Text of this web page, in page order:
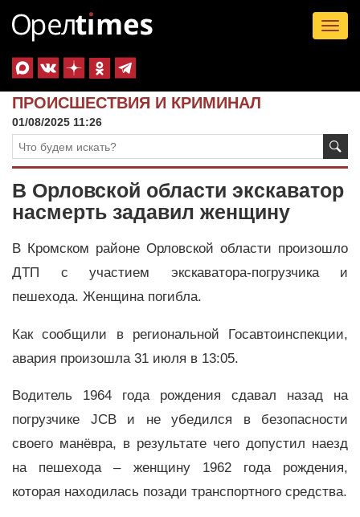
ПРОИСШЕСТВИЯ И КРИМИНАЛ
01/08/2025 11:26
В Орловской области экскаватор
насмерть задавил женщину
В Кромском районе Орловской области произошло
ДТП с участием экскаватора-погрузчика и
пешехода. Женщина погибла.
Как сообщили в региональной Госавтоинспекции,
авария произошла 31 июля в 13:05.
Водитель 1964 года рождения сдавал назад на
погрузчике JCB и не убедился в безопасности
своего манёвра, в результате чего допустил наезд
на пешехода – женщину 1962 года рождения,
которая находилась позади транспортного средства.